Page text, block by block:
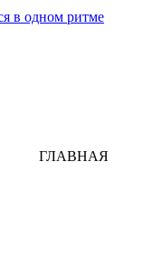
в одном ритме
ГЛАВНАЯ